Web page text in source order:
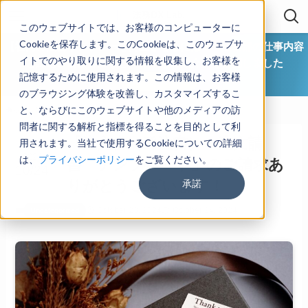
このウェブサイトでは、お客様のコンピューターに
Cookieを保存します。このCookieは、このウェブサ
イトでのやり取りに関する情報を収集し、お客様を
記憶するために使用されます。この情報は、お客様
のブラウジング体験を改善し、カスタマイズするこ
と、ならびにこのウェブサイトや他のメディアの訪
問者に関する解析と指標を得ることを目的として利
用されます。当社で使用するCookieについての詳細
は、 プライバシーポリシーをご覧ください。
承諾
【社内の法務リテラシーを向上させるには？ 法務部の仕事内容
と課題、研修方法など具体策をご紹介】を公開しました
ダウンロード
ホーム Uncategorized
「注文書（発注書）・注文請
書 テンプレート」のご請求あ
りがとうございます！
2024